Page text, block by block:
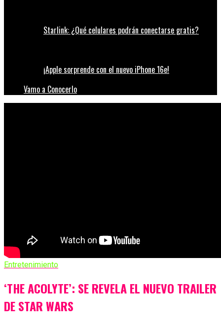
Starlink: ¿Qué celulares podrán conectarse gratis?
¡Apple sorprende con el nuevo iPhone 16e!
Vamo a Conocerlo
Entretenimiento
‘THE ACOLYTE’: SE REVELA EL NUEVO TRAILER
DE STAR WARS